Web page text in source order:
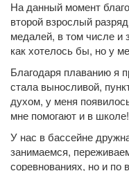
На данный момент
второй взрослый
медалей, в том числе и
как хотелось бы, но у
Благодаря плаванию я
стала выносливой,
духом, у меня
мне помогают и в школе!
У нас в бассейне
занимаемся,
соревнованиях, но и